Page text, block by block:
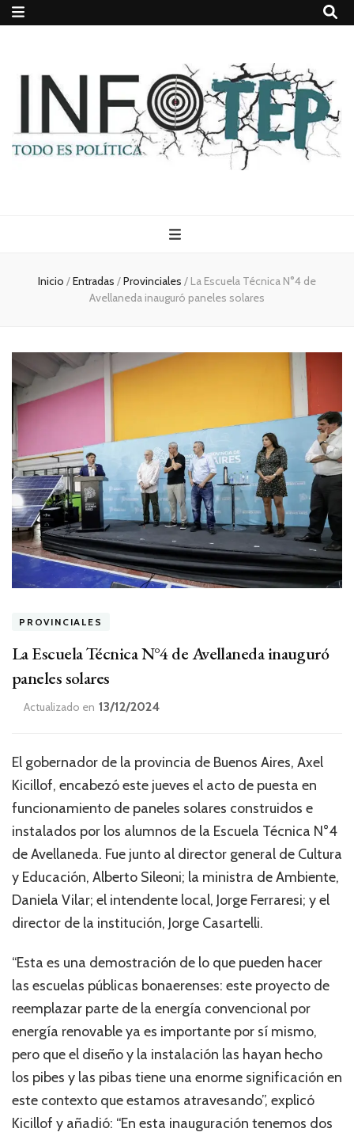
Todo es
(rosca)
política
Inicio /Entradas /Provinciales / La Escuela Técnica N°4 de
Avellaneda inauguró paneles solares
PROVINCIALES
La Escuela Técnica N°4 de Avellaneda inauguró
paneles solares
Actualizado en 13/12/2024
El gobernador de la provincia de Buenos Aires, Axel
Kicillof, encabezó este jueves el acto de puesta en
funcionamiento de paneles solares construidos e
instalados por los alumnos de la Escuela Técnica N°4
de Avellaneda. Fue junto al director general de Cultura
y Educación, Alberto Sileoni; la ministra de Ambiente,
Daniela Vilar; el intendente local, Jorge Ferraresi; y el
director de la institución, Jorge Casartelli.
“Esta es una demostración de lo que pueden hacer
las escuelas públicas bonaerenses: este proyecto de
reemplazar parte de la energía convencional por
energía renovable ya es importante por sí mismo,
pero que el diseño y la instalación las hayan hecho
los pibes y las pibas tiene una enorme significación en
este contexto que estamos atravesando”, explicó
Kicillof y añadió: “En esta inauguración tenemos dos